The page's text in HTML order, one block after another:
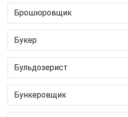
Брошюровщик
Букер
Бульдозерист
Бункеровщик